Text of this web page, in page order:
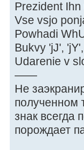
Prezident
Vse vsjo
Powhadi
Bukvy 'jJ',
Udarenie v
——
Не
полученном
знак всегда
порождает